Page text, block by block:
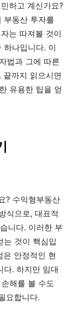
하고 계신가요?
부동산 투자를
는 따져볼 것이
하나입니다. 이
법과 그에 따른
까지 읽으시면
유용한 팁을 얻
? 수익형부동산
식으로, 대표적
니다. 이러한 부
는 것이 핵심입
은 안정적인 현
다. 하지만 임대
해를 볼 수도
요합니다.